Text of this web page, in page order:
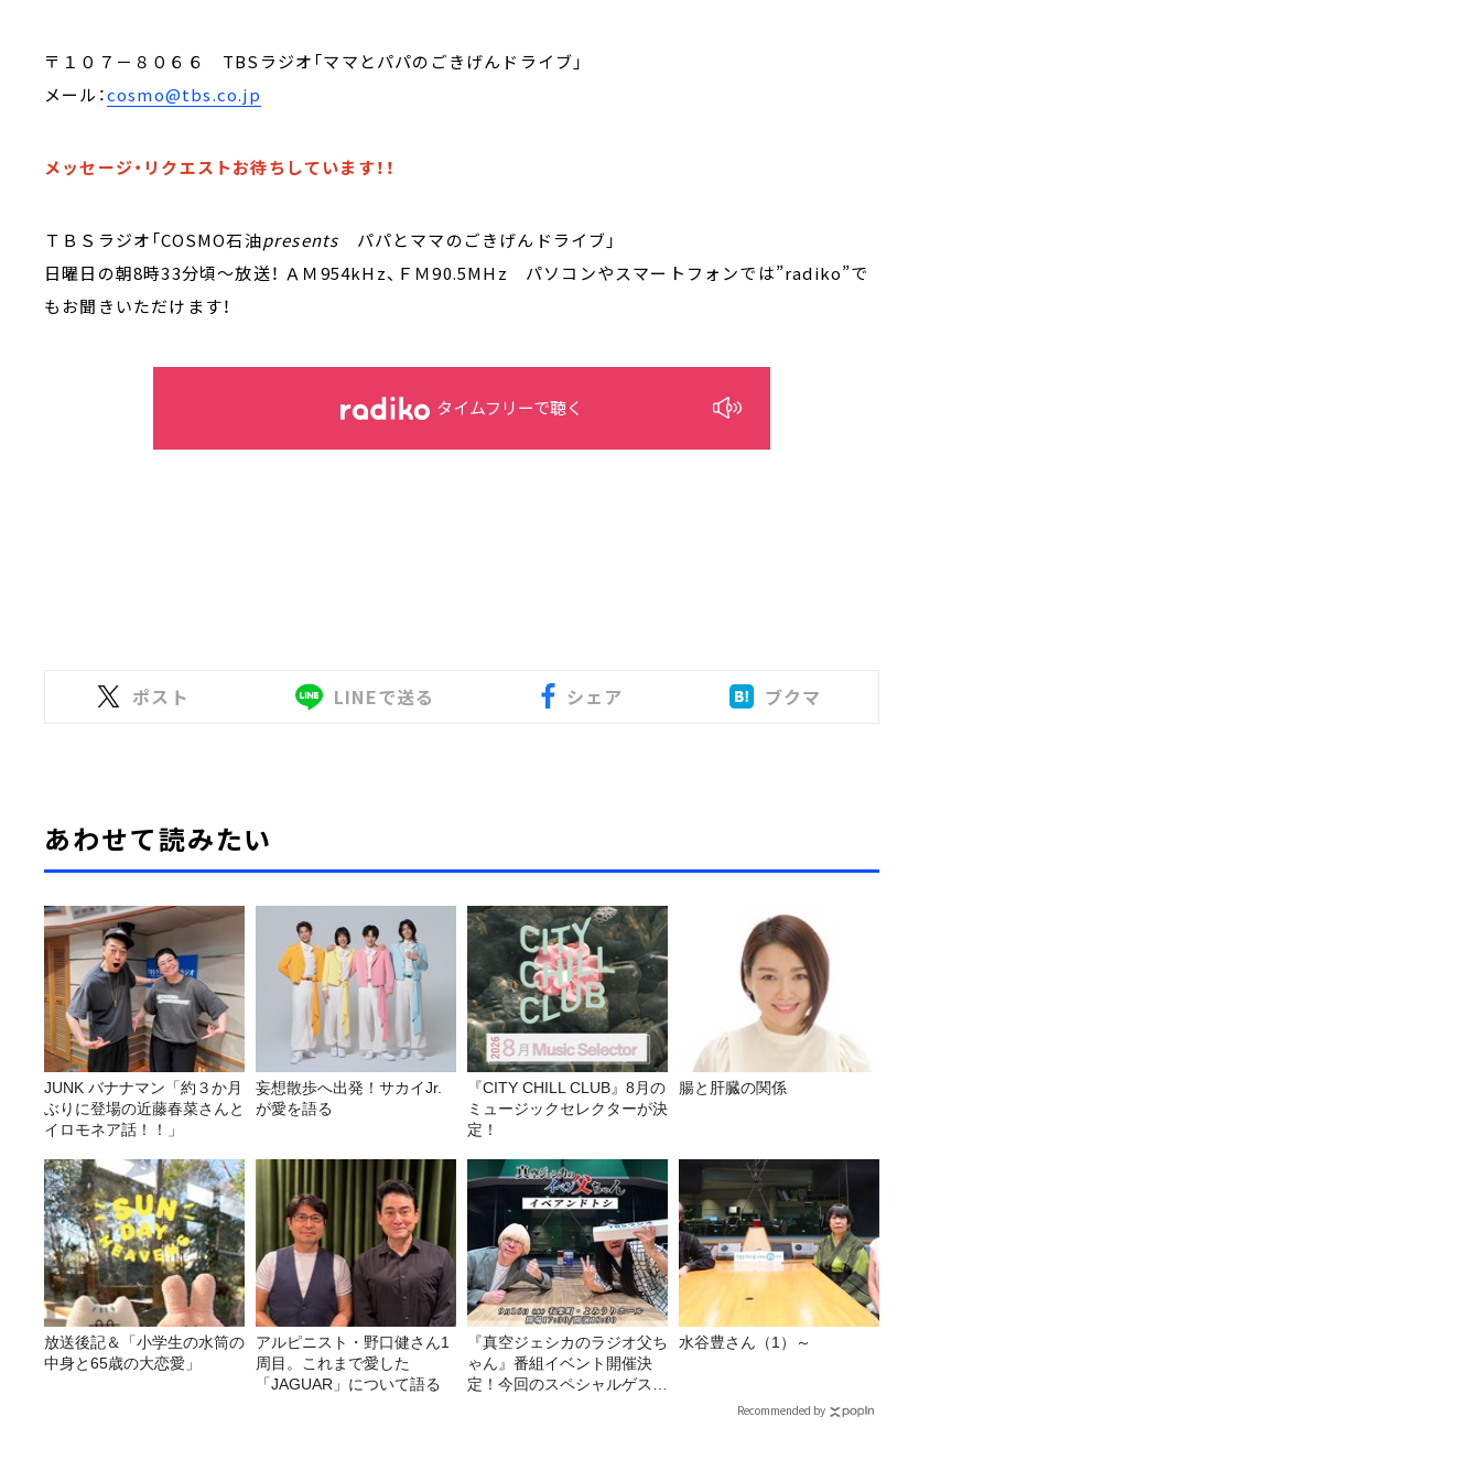
〒１０７－８０６６ TBSラジオ「ママとパパのごきげんドライブ」
メール：cosmo@tbs.co.jp
メッセージ・リクエストお待ちしています！！
ＴＢＳラジオ「COSMO石油presents パパとママのごきげんドライブ」
日曜日の朝8時33分頃～放送！ ＡＭ954kHz、ＦＭ90.5MHz パソコンやスマートフォンでは”radiko”で
もお聞きいただけます！
タイムフリーで聴く
ポスト LINEで送る シェア ブクマ
あわせて読みたい
JUNK バナナマン「約３か月
ぶりに登場の近藤春菜さんと
イロモネア話！！」
妄想散歩へ出発！サカイJr.
が愛を語る
『CITY CHILL CLUB』8月の
ミュージックセレクターが決
定！
腸と肝臓の関係
放送後記＆「小学生の水筒の
中身と65歳の大恋愛」
アルピニスト・野口健さん1
周目。これまで愛した
「JAGUAR」について語る
『真空ジェシカのラジオ父ち
ゃん』番組イベント開催決
定！今回のスペシャルゲスト
水谷豊さん（1）～
Recommended by